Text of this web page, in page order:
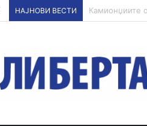
НАЈНОВИ ВЕСТИ